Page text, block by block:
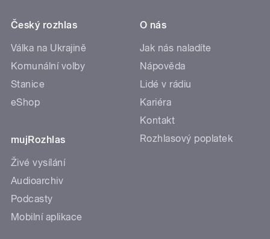
Český rozhlas
Válka na Ukrajině
Komunální volby
Stanice
eShop
mujRozhlas
Živé vysílání
Audioarchiv
Podcasty
Mobilní aplikace
O nás
Jak nás naladíte
Nápověda
Lidé v rádiu
Kariéra
Kontakt
Rozhlasový poplatek